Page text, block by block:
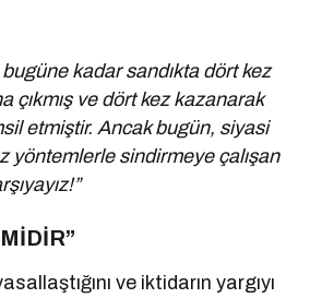
kadar sandıkta dört kez
çıkmış ve dört kez kazanarak
etmiştir. Ancak bugün, siyasi
yöntemlerle sindirmeye çalışan
ve iktidarın yargıyı